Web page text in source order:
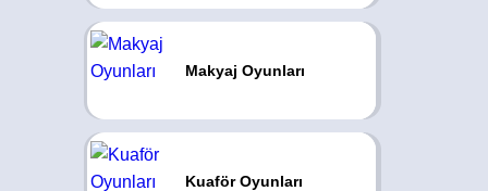
Makyaj Oyunları
Kuaför Oyunları